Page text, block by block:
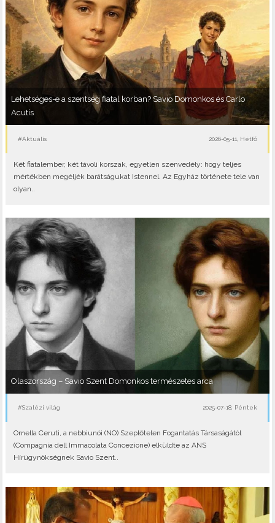
Lehetséges-e a szentség fiatal korban? Savio Domonkos és Carlo
Acutis
#Aktuális 2026-05-11, Hétfő
Két fiatalember, két távoli korszak, egyetlen szenvedély: hogy teljes
mértékben megéljék barátságukat Istennel. Az Egyház története tele van
olyan..
Olaszország – Savio Szent Domonkos természetes arca
#Szalézi világ 2025-07-18, Péntek
Ornella Ceruti, a nebbiunói (NO) Szeplőtelen Fogantatás Társaságától
(Compagnia dell Immacolata Concezione) elküldte az ANS
Hírügynökségnek Savio Szent..